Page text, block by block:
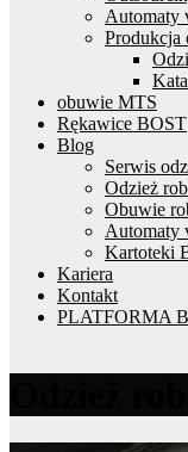
Automaty
Produkcja
obuwie MTS
Rękawice BOST
Blog
Serwis
Odzież
Obuwie
Automaty
Kartoteki
Kariera
Kontakt
PLATFORMA